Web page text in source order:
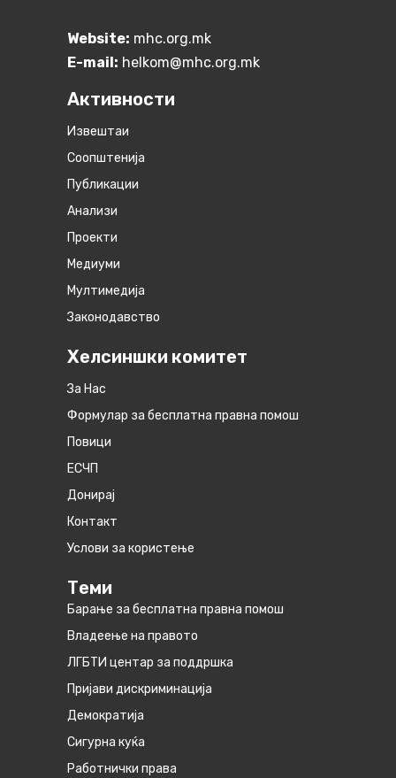
Website: mhc.org.mk
E-mail: helkom@mhc.org.mk
Активности
Извештаи
Соопштенија
Публикации
Анализи
Проекти
Медиуми
Мултимедија
Законодавство
Хелсиншки комитет
За Нас
Формулар за бесплатна правна помош
Повици
ЕСЧП
Донирај
Контакт
Услови за користење
Теми
Барање за бесплатна правна помош
Владеење на правото
ЛГБТИ центар за поддршка
Пријави дискриминација
Демократија
Сигурна куќа
Работнички права